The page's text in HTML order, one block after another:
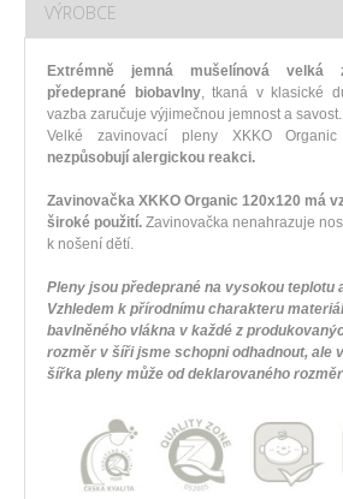
VÝROBCE
Extrémně jemná mušelínová velká
předeprané biobavlny, tkaná v klasické
vazba zaručuje výjimečnou jemnost a savost.
Velké zavinovací pleny XKKO Organic
nezpůsobují alergickou reakci.
Zavinovačka XKKO Organic 120x120 má
široké použití. Zavinovačka nenahrazuje
k nošení dětí.
Pleny jsou předeprané na vysokou teplotu
Vzhledem k přírodnímu charakteru
bavlněného vlákna v každé z
rozměr v šíři jsme schopni odhadnout, ale
šířka pleny může od deklarovaného